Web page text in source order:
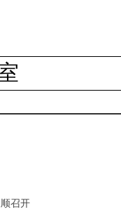
召开